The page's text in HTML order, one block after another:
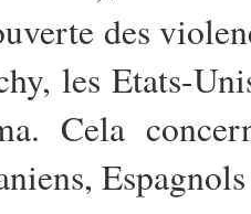
des
les Etats-
Cela